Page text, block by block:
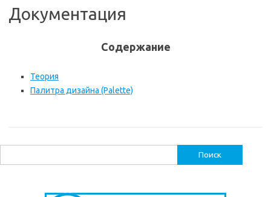
Документация
Содержание
Теория
Палитра дизайна (Palette)